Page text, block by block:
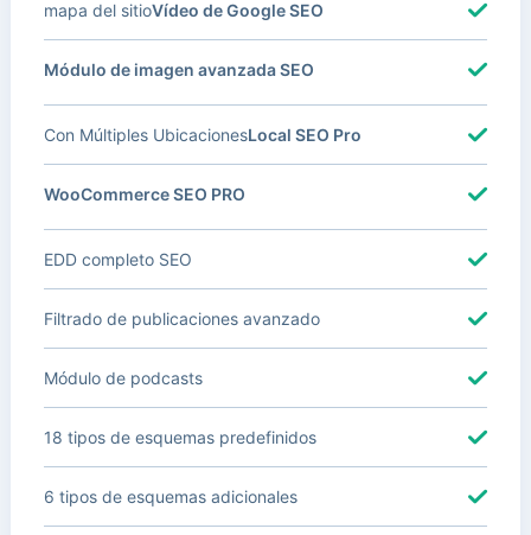
Vídeo de Google SEO
mapa del sitio
Módulo de imagen avanzada SEO
Local SEO Pro
Con Múltiples Ubicaciones
WooCommerce SEO PRO
EDD completo SEO
Filtrado de publicaciones avanzado
Módulo de podcasts
18 tipos de esquemas predefinidos
6 tipos de esquemas adicionales